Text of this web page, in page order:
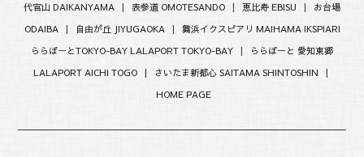
代官山 DAIKANYAMA | 表参道 OMOTESANDO | 恵比寿 EBISU | お台場
ODAIBA| 自由が丘 JIYUGAOKA | 舞浜イクスピアリ MAIHAMA IKSPIARI
ららぽーとTOKYO-BAY LALAPORT TOKYO-BAY |
ららぽーと 愛知東郷
LALAPORT AICHI TOGO |
さいたま新都心 SAITAMA SHINTOSHIN |
HOME PAGE